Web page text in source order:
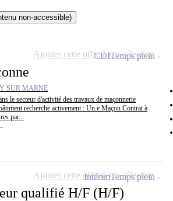
non-accessible)
SUR MARNE
le secteur d'activité des travaux de maçonnerie
recherche activement : Un.e Maçon Contrat à
par...
CDITemps plein
Ajouter cette offre à ma sélection
qualifié H/F (H/F)
IntérimTemps plein
Ajouter cette offre à ma sélection